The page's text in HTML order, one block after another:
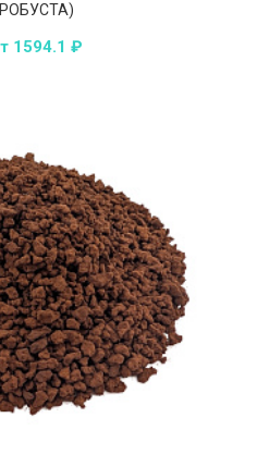
РОБУСТА)
1594.1 ₽